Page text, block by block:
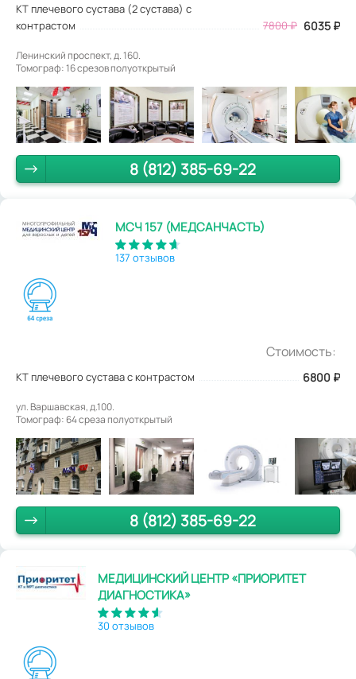
КТ плечевого сустава (2 сустава) с
контрастом
7800 ₽ 6035 ₽
Ленинский проспект, д. 160.
Томограф: 16 срезов полуоткрытый
8 (812) 385-69-22
МСЧ 157 (МЕДСАНЧАСТЬ)
137 отзывов
Стоимость:
КТ плечевого сустава с контрастом 6800 ₽
ул. Варшавская, д.100.
Томограф: 64 среза полуоткрытый
8 (812) 385-69-22
МЕДИЦИНСКИЙ ЦЕНТР «ПРИОРИТЕТ
ДИАГНОСТИКА»
30 отзывов